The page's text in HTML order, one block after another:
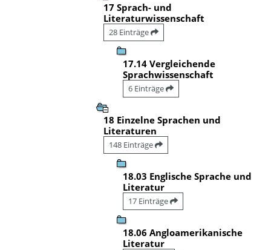
17 Sprach- und
Literaturwissenschaft
28 Einträge
17.14 Vergleichende
Sprachwissenschaft
6 Einträge
18 Einzelne Sprachen und
Literaturen
148 Einträge
18.03 Englische Sprache und
Literatur
17 Einträge
18.06 Angloamerikanische
Literatur